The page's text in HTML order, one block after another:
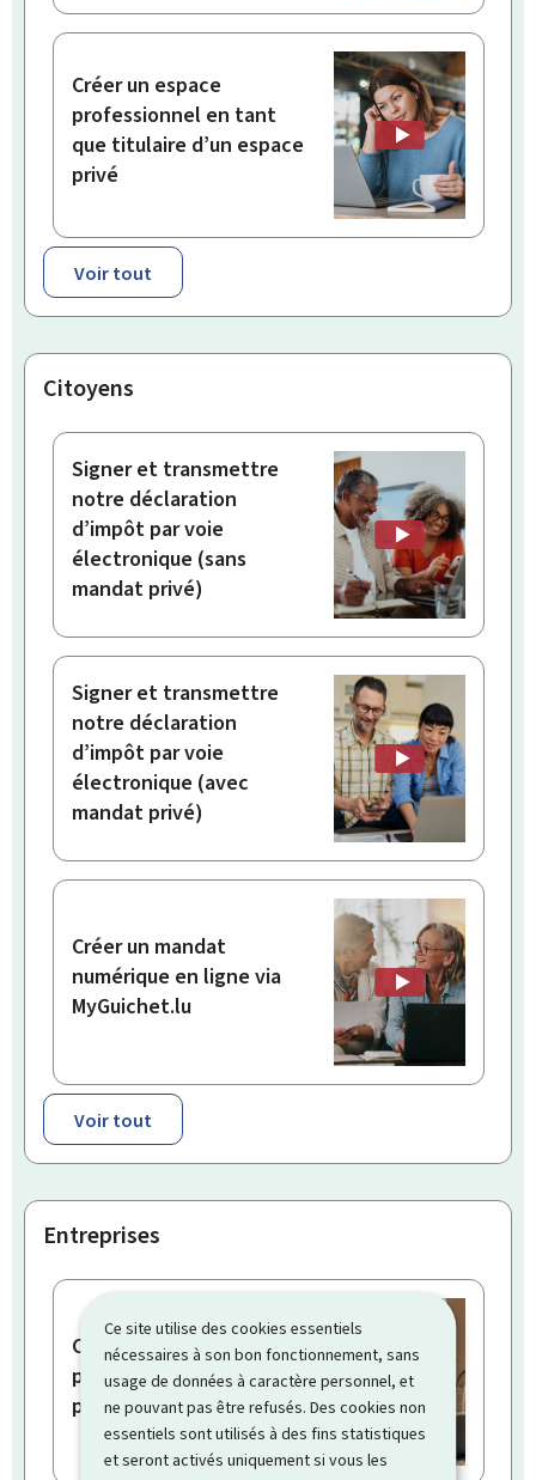
Ce site utilise des cookies essentiels
nécessaires à son bon fonctionnement, sans
usage de données à caractère personnel, et
ne pouvant pas être refusés. Des cookies non
essentiels sont utilisés à des fins statistiques
et seront activés uniquement si vous les
Créer un espace
professionnel en tant
que titulaire d’un espace
privé
Voir tout
Citoyens
Signer et transmettre
notre déclaration
d’impôt par voie
électronique (sans
mandat privé)
Signer et transmettre
notre déclaration
d’impôt par voie
électronique (avec
mandat privé)
Créer un mandat
numérique en ligne via
MyGuichet.lu
Voir tout
Entreprises
Consulter les fiches
pluriannuelles de mon
personnel